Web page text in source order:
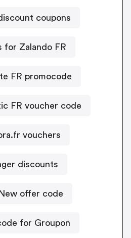
coupons
for Zalando FR
FR promocode
FR voucher code
vouchers
discounts
offer code
for Groupon